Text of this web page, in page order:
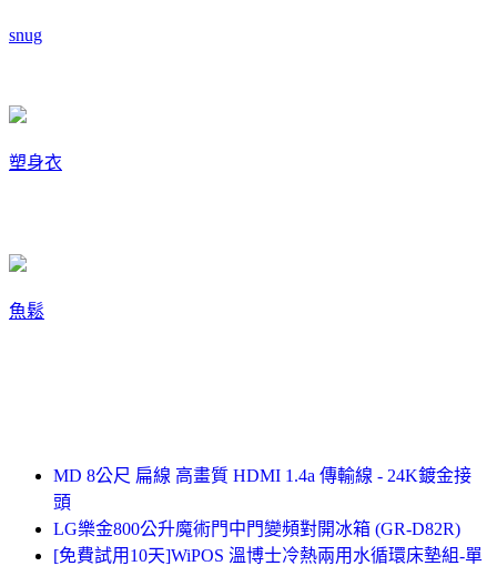
snug
塑身衣
魚鬆
MD 8公尺 扁線 高畫質 HDMI 1.4a 傳輸線 - 24K鍍金接
頭
LG樂金800公升魔術門中門變頻對開冰箱 (GR-D82R)
[免費試用10天]WiPOS 溫博士冷熱兩用水循環床墊組-單